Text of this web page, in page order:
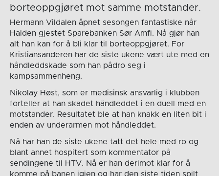
borteoppgjøret mot samme motstander.
Hermann Vildalen åpnet sesongen fantastiske når
Halden gjestet Sparebanken Sør Amfi. Nå gjør han
alt han kan for å bli klar til borteoppgjøret. For
Kristiansanderen har de siste ukene vært ute med en
håndleddskade som han pådro seg i
kampsammenheng.
Nikolay Høst, som er medisinsk ansvarlig i klubben
forteller at han skadet håndleddet i en duell med en
motstander. Resultatet ble at han knakk en liten bit i
enden av underarmen mot håndleddet.
Nå har han de siste ukene tatt det hele med ro og
blant annet hospitert som kommentator på
sendingene til HTV. Nå er han derimot klar for å
komme på banen igjen og har den siste tiden spilt